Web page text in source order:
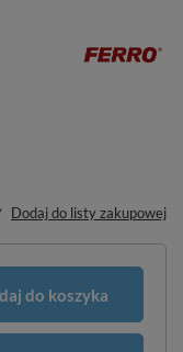
Dodaj do listy zakupowej
do koszyka